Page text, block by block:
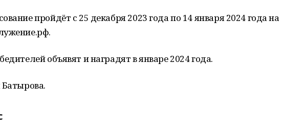
пройдёт с 25 декабря 2023 года по 14 января 2024 года на
объявят и наградят в январе 2024 года.